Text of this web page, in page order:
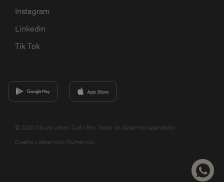
Instagram
Linkedin
Tik Tok
© 2026 Sibuya Urban Sushi Bar. Todos los derechos reservados
Diseño y desarrollo: Numéricco